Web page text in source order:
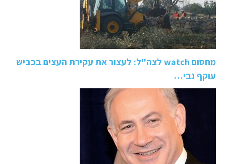
מחסום watch לצה''ל: לעצור את עקירת העצים בכביש
עוקף נבי…